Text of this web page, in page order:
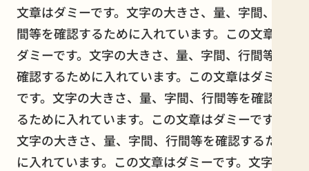
文章はダミーです。文字の大きさ、量、字間、行
間等を確認するために入れています。この文章は
ダミーです。文字の大きさ、量、字間、行間等を
確認するために入れています。この文章はダミー
です。文字の大きさ、量、字間、行間等を確認す
るために入れています。この文章はダミーです。
文字の大きさ、量、字間、行間等を確認するため
に入れています。この文章はダミーです。文字の